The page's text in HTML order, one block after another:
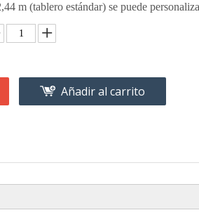
m (tablero estándar) se puede
Añadir al carrito